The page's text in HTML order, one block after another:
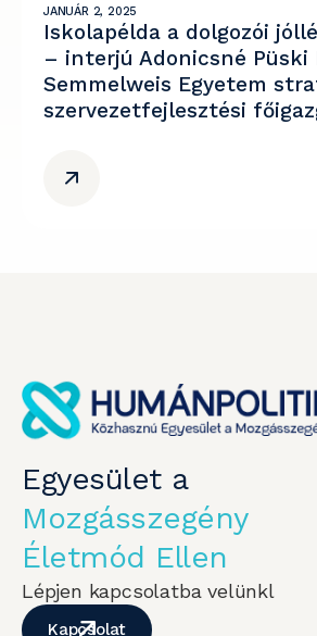
JANUÁR 2, 2025
Iskolapélda a dolgozói
– interjú Adonicsné Püski
Semmelweis Egyetem
szervezetfejlesztési
Egyesület a
Mozgásszegény
Életmód Ellen
Lépjen kapcsolatba velünkl
Kapcsolat